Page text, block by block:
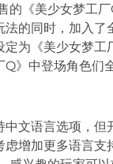
的《美少女梦工厂
法的同时，加入了
定为《美少女梦工
》中登场角色们
中文语言选项，但
虑增加更多语言支